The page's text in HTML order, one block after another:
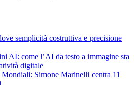
semplicità costruttiva e precisione
AI: come l’AI da testo a immagine sta
digitale
Simone Marinelli centra 11